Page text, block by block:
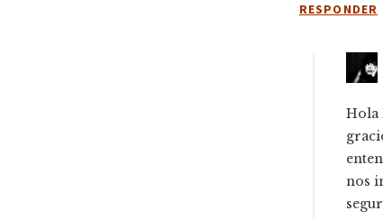
RESPONDER
Hola
nos